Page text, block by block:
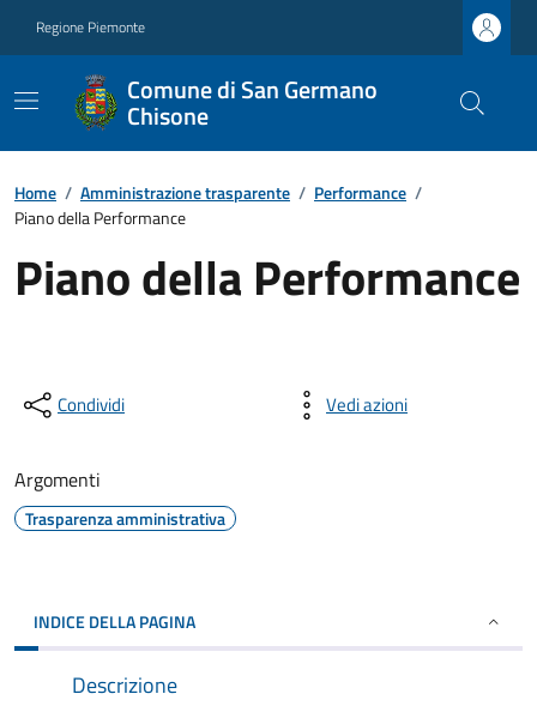
Regione Piemonte
Comune di San Germano
Chisone
Home / Amministrazione trasparente / Performance /
Piano della Performance
Piano della Performance
Condividi Vedi azioni
Argomenti
Trasparenza amministrativa
INDICE DELLA PAGINA
Descrizione